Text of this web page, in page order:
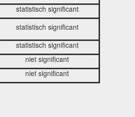
statistisch significant
statistisch significant
statistisch significant
niet significant
niet significant